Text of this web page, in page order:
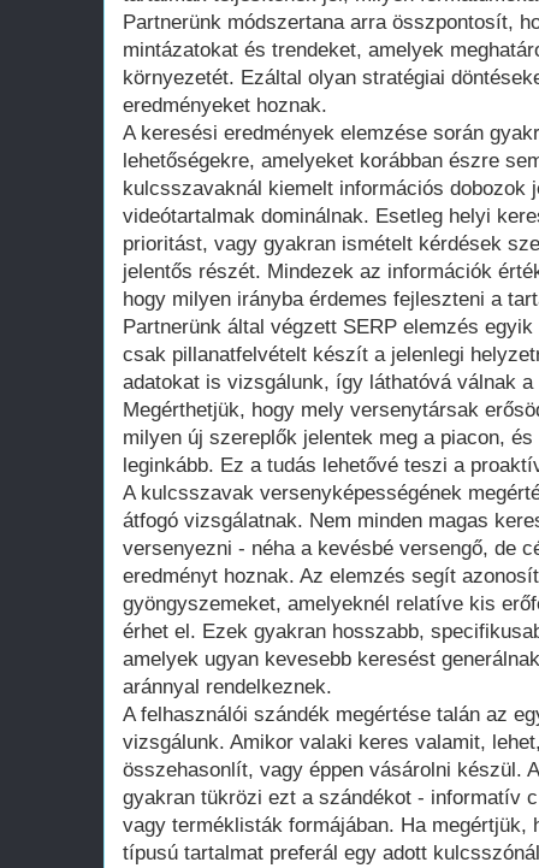
Partnerünk módszertana arra összpontosít,
mintázatokat és trendeket, amelyek
környezetét. Ezáltal olyan stratégiai
eredményeket hoznak.
A keresési eredmények elemzése során
lehetőségekre, amelyeket korábban észre
kulcsszavaknál kiemelt információs dobozok
videótartalmak dominálnak. Esetleg helyi
prioritást, vagy gyakran ismételt kérdések
jelentős részét. Mindezek az információk
hogy milyen irányba érdemes fejleszteni a
Partnerünk által végzett SERP elemzés
csak pillanatfelvételt készít a jelenlegi
adatokat is vizsgálunk, így láthatóvá válnak
Megérthetjük, hogy mely versenytársak
milyen új szereplők jelentek meg a piacon,
leginkább. Ez a tudás lehetővé teszi a
A kulcsszavak versenyképességének
átfogó vizsgálatnak. Nem minden magas
versenyezni - néha a kevésbé versengő, de
eredményt hoznak. Az elemzés segít
gyöngyszemeket, amelyeknél relatíve kis
érhet el. Ezek gyakran hosszabb,
amelyek ugyan kevesebb keresést
aránnyal rendelkeznek.
A felhasználói szándék megértése talán az
vizsgálunk. Amikor valaki keres valamit,
összehasonlít, vagy éppen vásárolni készül.
gyakran tükrözi ezt a szándékot - informatív
vagy terméklisták formájában. Ha megértjük,
típusú tartalmat preferál egy adott